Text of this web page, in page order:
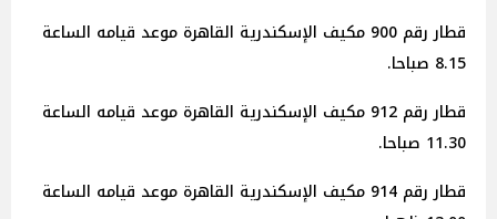
قطار رقم 900 مكيف الإسكندرية القاهرة موعد قيامه الساعة
8.15 صباحا.
قطار رقم 912 مكيف الإسكندرية القاهرة موعد قيامه الساعة
11.30 صباحا.
قطار رقم 914 مكيف الإسكندرية القاهرة موعد قيامه الساعة